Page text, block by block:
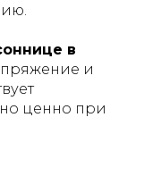
в
и
ценно при